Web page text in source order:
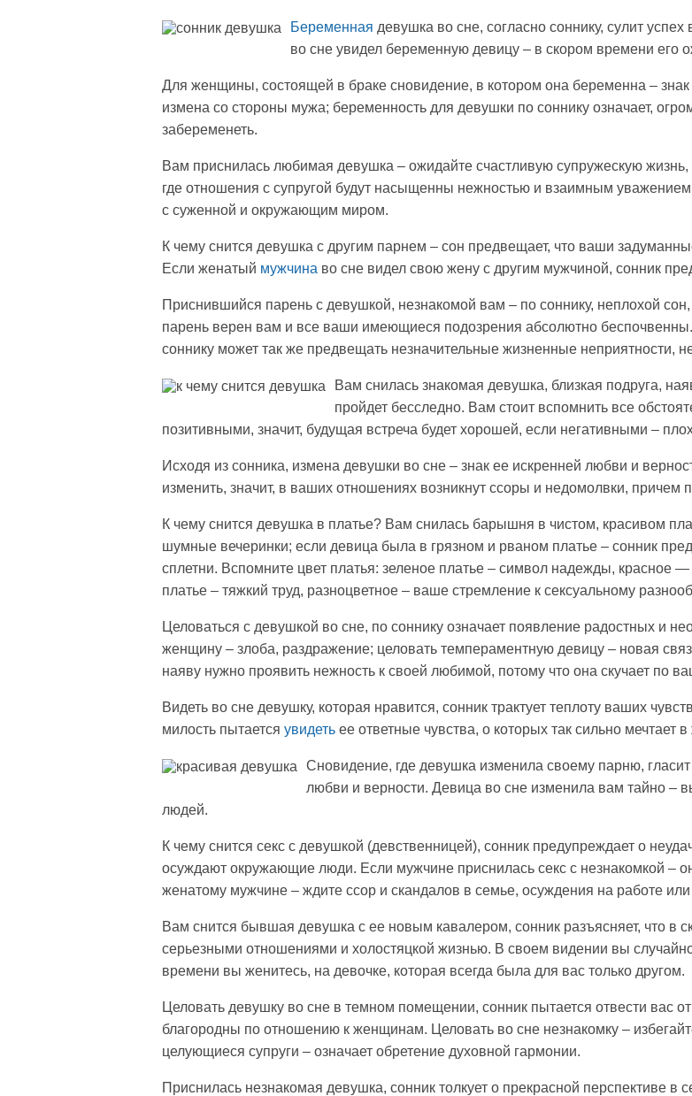
Беременная девушка во сне, согласно соннику, сулит
во сне увидел беременную девицу – в скором времени его
Для женщины, состоящей в браке сновидение, в котором она беременна –
измена со стороны мужа; беременность для девушки по соннику означает,
забеременеть.
Вам приснилась любимая девушка – ожидайте счастливую супружескую
где отношения с супругой будут насыщенны нежностью и взаимным
с суженной и окружающим миром.
К чему снится девушка с другим парнем – сон предвещает, что ваши
Если женатый мужчина во сне видел свою жену с другим мужчиной, сонник
Приснившийся парень с девушкой, незнакомой вам – по соннику, неплохой
парень верен вам и все ваши имеющиеся подозрения абсолютно беспочвенны.
соннику может так же предвещать незначительные жизненные неприятности,
Вам снилась знакомая девушка, близкая подруга,
пройдет бесследно. Вам стоит вспомнить все
позитивными, значит, будущая встреча будет хорошей, если негативными –
Исходя из сонника, измена девушки во сне – знак ее искренней любви и
изменить, значит, в ваших отношениях возникнут ссоры и недомолвки,
К чему снится девушка в платье? Вам снилась барышня в чистом, красивом
шумные вечеринки; если девица была в грязном и рваном платье – сонник
сплетни. Вспомните цвет платья: зеленое платье – символ надежды, красное
платье – тяжкий труд, разноцветное – ваше стремление к сексуальному
Целоваться с девушкой во сне, по соннику означает появление радостных и
женщину – злоба, раздражение; целовать темпераментную девицу – новая
наяву нужно проявить нежность к своей любимой, потому что она скучает по
Видеть во сне девушку, которая нравится, сонник трактует теплоту ваших
милость пытается увидеть ее ответные чувства, о которых так сильно мечтает в
Сновидение, где девушка изменила своему парню,
любви и верности. Девица во сне изменила вам тайно –
людей.
К чему снится секс с девушкой (девственницей), сонник предупреждает о
осуждают окружающие люди. Если мужчине приснилась секс с незнакомкой –
женатому мужчине – ждите ссор и скандалов в семье, осуждения на работе
Вам снится бывшая девушка с ее новым кавалером, сонник разъясняет, что в
серьезными отношениями и холостяцкой жизнью. В своем видении вы
времени вы женитесь, на девочке, которая всегда была для вас только другом.
Целовать девушку во сне в темном помещении, сонник пытается отвести вас
благородны по отношению к женщинам. Целовать во сне незнакомку –
целующиеся супруги – означает обретение духовной гармонии.
Приснилась незнакомая девушка, сонник толкует о прекрасной перспективе в